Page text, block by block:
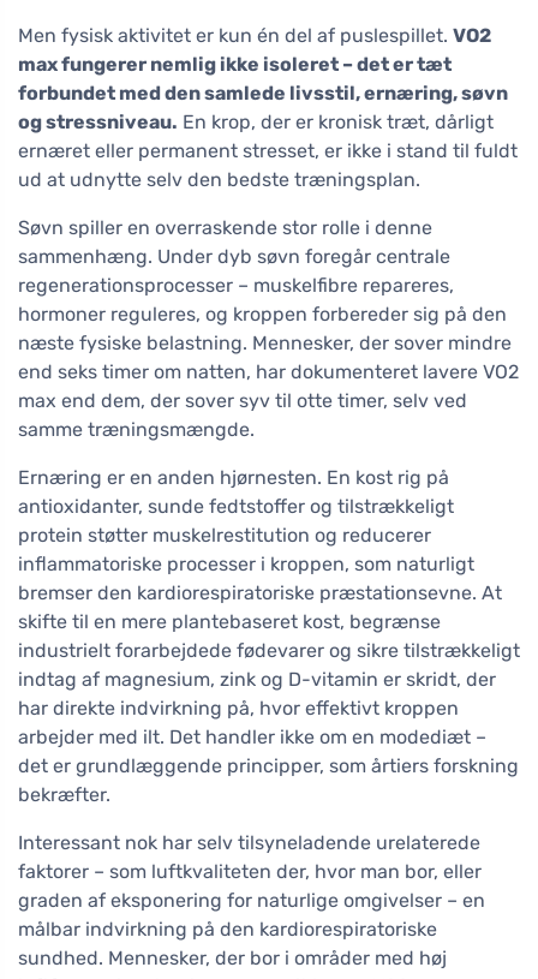
Men fysisk aktivitet er kun én del af puslespillet. VO2
max fungerer nemlig ikke isoleret – det er tæt
forbundet med den samlede livsstil, ernæring, søvn
og stressniveau. En krop, der er kronisk træt, dårligt
ernæret eller permanent stresset, er ikke i stand til fuldt
ud at udnytte selv den bedste træningsplan.
Søvn spiller en overraskende stor rolle i denne
sammenhæng. Under dyb søvn foregår centrale
regenerationsprocesser – muskelfibre repareres,
hormoner reguleres, og kroppen forbereder sig på den
næste fysiske belastning. Mennesker, der sover mindre
end seks timer om natten, har dokumenteret lavere VO2
max end dem, der sover syv til otte timer, selv ved
samme træningsmængde.
Ernæring er en anden hjørnesten. En kost rig på
antioxidanter, sunde fedtstoffer og tilstrækkeligt
protein støtter muskelrestitution og reducerer
inflammatoriske processer i kroppen, som naturligt
bremser den kardiorespiratoriske præstationsevne. At
skifte til en mere plantebaseret kost, begrænse
industrielt forarbejdede fødevarer og sikre tilstrækkeligt
indtag af magnesium, zink og D-vitamin er skridt, der
har direkte indvirkning på, hvor effektivt kroppen
arbejder med ilt. Det handler ikke om en modediæt –
det er grundlæggende principper, som årtiers forskning
bekræfter.
Interessant nok har selv tilsyneladende urelaterede
faktorer – som luftkvaliteten der, hvor man bor, eller
graden af eksponering for naturlige omgivelser – en
målbar indvirkning på den kardiorespiratoriske
sundhed. Mennesker, der bor i områder med høj